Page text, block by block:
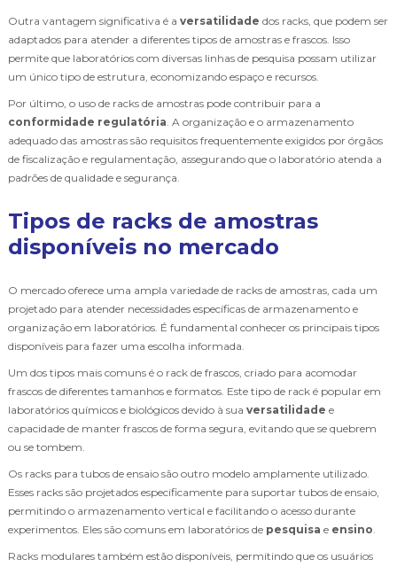
Outra vantagem significativa é a versatilidade dos racks, que podem ser
adaptados para atender a diferentes tipos de amostras e frascos. Isso
permite que laboratórios com diversas linhas de pesquisa possam utilizar
um único tipo de estrutura, economizando espaço e recursos.
Por último, o uso de racks de amostras pode contribuir para a
conformidade regulatória. A organização e o armazenamento
adequado das amostras são requisitos frequentemente exigidos por órgãos
de fiscalização e regulamentação, assegurando que o laboratório atenda a
padrões de qualidade e segurança.
Tipos de racks de amostras
disponíveis no mercado
O mercado oferece uma ampla variedade de racks de amostras, cada um
projetado para atender necessidades específicas de armazenamento e
organização em laboratórios. É fundamental conhecer os principais tipos
disponíveis para fazer uma escolha informada.
Um dos tipos mais comuns é o rack de frascos, criado para acomodar
frascos de diferentes tamanhos e formatos. Este tipo de rack é popular em
laboratórios químicos e biológicos devido à sua versatilidade e
capacidade de manter frascos de forma segura, evitando que se quebrem
ou se tombem.
Os racks para tubos de ensaio são outro modelo amplamente utilizado.
Esses racks são projetados especificamente para suportar tubos de ensaio,
permitindo o armazenamento vertical e facilitando o acesso durante
experimentos. Eles são comuns em laboratórios de pesquisa e ensino.
Racks modulares também estão disponíveis, permitindo que os usuários